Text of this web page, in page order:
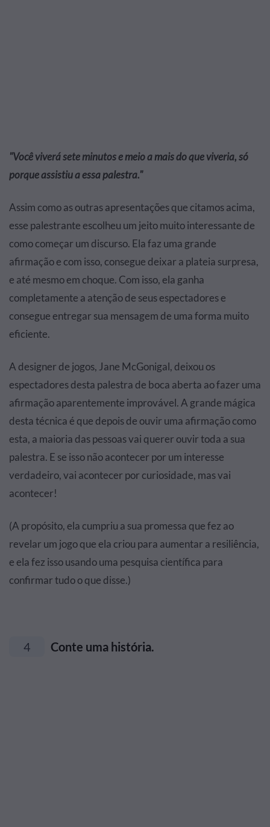
"Você viverá sete minutos e meio a mais do que viveria, só
porque assistiu a essa palestra."
Assim como as outras apresentações que citamos acima,
esse palestrante escolheu um jeito muito interessante de
como começar um discurso. Ela faz uma grande
afirmação e com isso, consegue deixar a plateia surpresa,
e até mesmo em choque. Com isso, ela ganha
completamente a atenção de seus espectadores e
consegue entregar sua mensagem de uma forma muito
eficiente.
A designer de jogos, Jane McGonigal, deixou os
espectadores desta palestra de boca aberta ao fazer uma
afirmação aparentemente improvável. A grande mágica
desta técnica é que depois de ouvir uma afirmação como
esta, a maioria das pessoas vai querer ouvir toda a sua
palestra. E se isso não acontecer por um interesse
verdadeiro, vai acontecer por curiosidade, mas vai
acontecer!
(A propósito, ela cumpriu a sua promessa que fez ao
revelar um jogo que ela criou para aumentar a resiliência,
e ela fez isso usando uma pesquisa científica para
confirmar tudo o que disse.)
4 Conte uma história.